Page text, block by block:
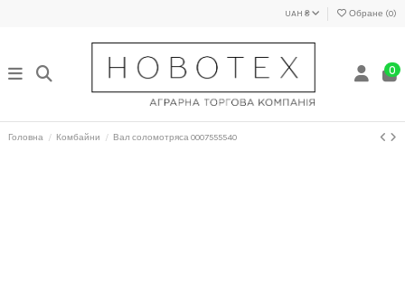
UAH ₴ Обране (0)
0
Головна Комбайни Вал соломотряса 0007555540